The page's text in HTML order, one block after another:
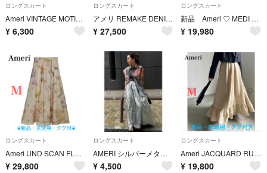
ロングスカート
Ameri VINTAGE MOTIF PENCIL SKIRT アメリ M
¥ 6,300
ロングスカート
アメリ REMAKE DENIM CHINO SKIRT
¥ 27,500
ロングスカート
新品 Ameri ♡ MEDI MALAGA PLENTIFUL FLARED SKIRT ♡
¥ 19,980
ロングスカート
Ameri UND SCAN FLOWER SKIRT
¥ 29,800
ロングスカート
AMERI シルバーメタリックスカート
¥ 4,500
ロングスカート
Ameri JACQUARD RUFFLED HEM SKIRT
¥ 19,800